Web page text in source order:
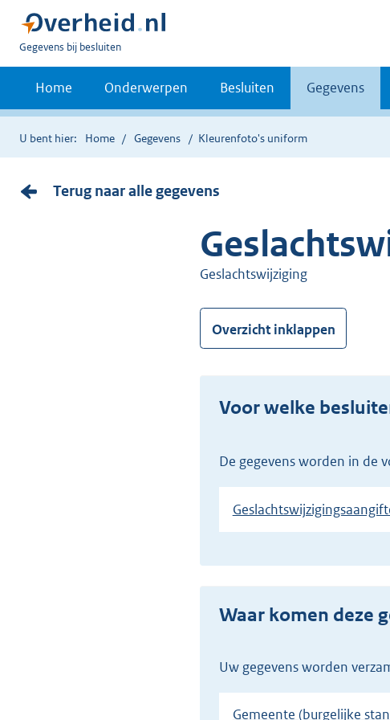
U
bent
Gegevens bij besluiten
Home Onderwerpen Besluiten Gegevens
U bent hier: Home Gegevens Kleurenfoto's uniform
Terug naar alle gegevens
Geslachtswijziging
Overzicht inklappen
Voor welke
De gegevens worden in
Waar komen deze
Uw gegevens worden
Gemeente (burgelijke